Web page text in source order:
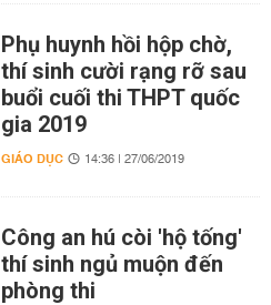
Phụ huynh hồi hộp chờ,
thí sinh cười rạng rỡ sau
buổi cuối thi THPT quốc
gia 2019
GIÁO DỤC 14:36 | 27/06/2019
Công an hú còi 'hộ tống'
thí sinh ngủ muộn đến
phòng thi